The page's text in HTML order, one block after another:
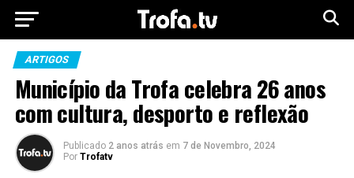
ARTIGOS
Município da Trofa celebra 26 anos
com cultura, desporto e reflexão
Publicado 2 anos atrás em 7 de Novembro, 2024
Por Trofatv